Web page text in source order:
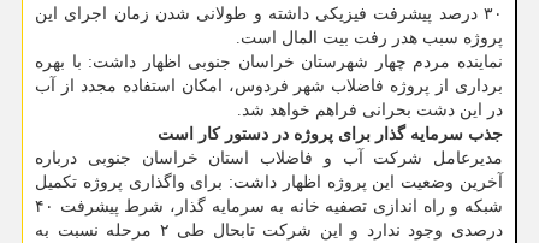
۳۰ درصد پیشرفت فیزیکی داشته و طولانی شدن زمان اجرای این
پروژه سبب هدر رفت بیت المال است.
نماینده مردم چهار شهرستان خراسان جنوبی اظهار داشت: با بهره
برداری از پروژه فاضلاب شهر فردوس، امکان استفاده مجدد از آب
در این دشت بحرانی فراهم خواهد شد.
جذب سرمایه گذار برای پروژه در دستور کار است
مدیرعامل شرکت آب و فاضلاب استان خراسان جنوبی درباره
آخرین وضعیت این پروژه اظهار داشت: برای واگذاری پروژه تکمیل
شبکه و راه اندازی تصفیه خانه به سرمایه گذار، شرط پیشرفت ۴۰
درصدی وجود ندارد و این شرکت تابحال طی ۲ مرحله نسبت به